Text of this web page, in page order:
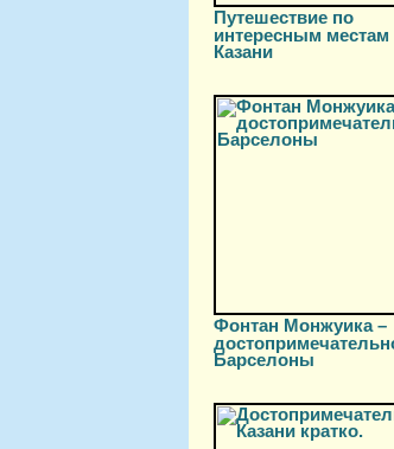
Путешествие по
интересным местам
Казани
Фонтан Монжуика –
Барселоны